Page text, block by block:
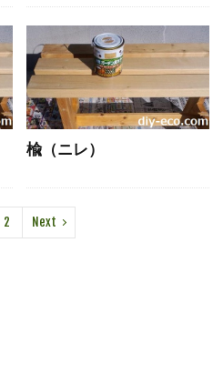
楡（ニレ）
2 Next